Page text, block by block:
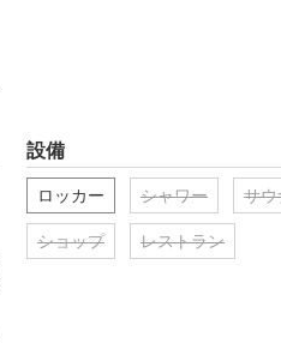
設備
ロッカー シャワー サウ
ショップ レストラン